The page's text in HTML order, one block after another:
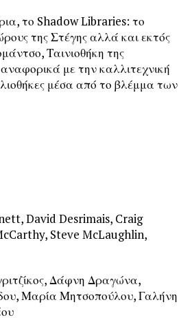
το Shadow Libraries: το
της Στέγης αλλά και εκτός
Ταινιοθήκη της
με την καλλιτεχνική
μέσα από το βλέμμα των
David Desrimais, Craig
Steve McLaughlin,
Δάφνη Δραγώνα,
Μαρία Μητσοπούλου, Γαλήνη